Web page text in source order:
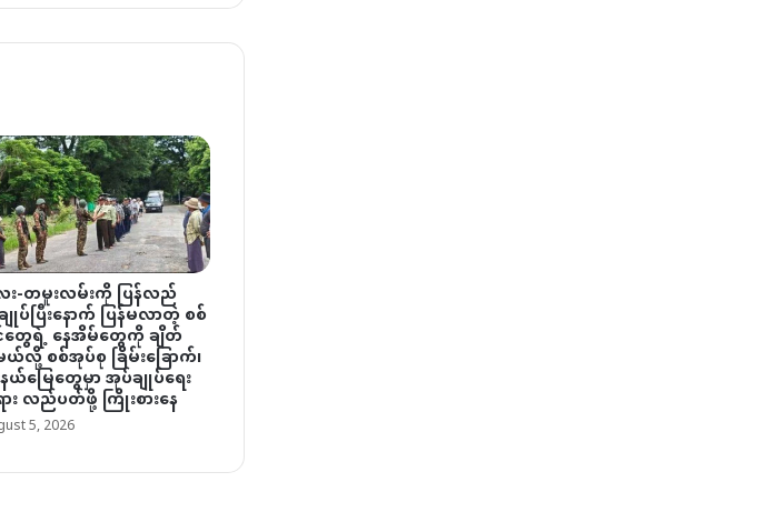
-တမူးလမ်းကို ပြန်လည်
ျုပ်ပြီးနောက် ပြန်မလာတဲ့ စစ်
တွေရဲ့ နေအိမ်တွေကို ချိတ်
လို့ စစ်အုပ်စု ခြိမ်းခြောက်၊
နယ်မြေတွေမှာ အုပ်ချုပ်ရေး
ား လည်ပတ်ဖို့ ကြိုးစားနေ
5, 2026